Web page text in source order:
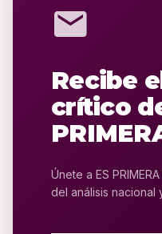
mail
Recibe
crítico
Únete a ES
del análisis nacional